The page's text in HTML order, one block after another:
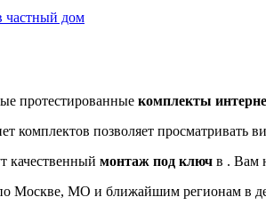
частный дом
протестированные комплекты
комплектов позволяет просматривать
качественный монтаж под ключ в . Вам
Москве, МО и ближайшим регионам в